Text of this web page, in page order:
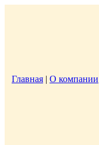
Главная | О компании